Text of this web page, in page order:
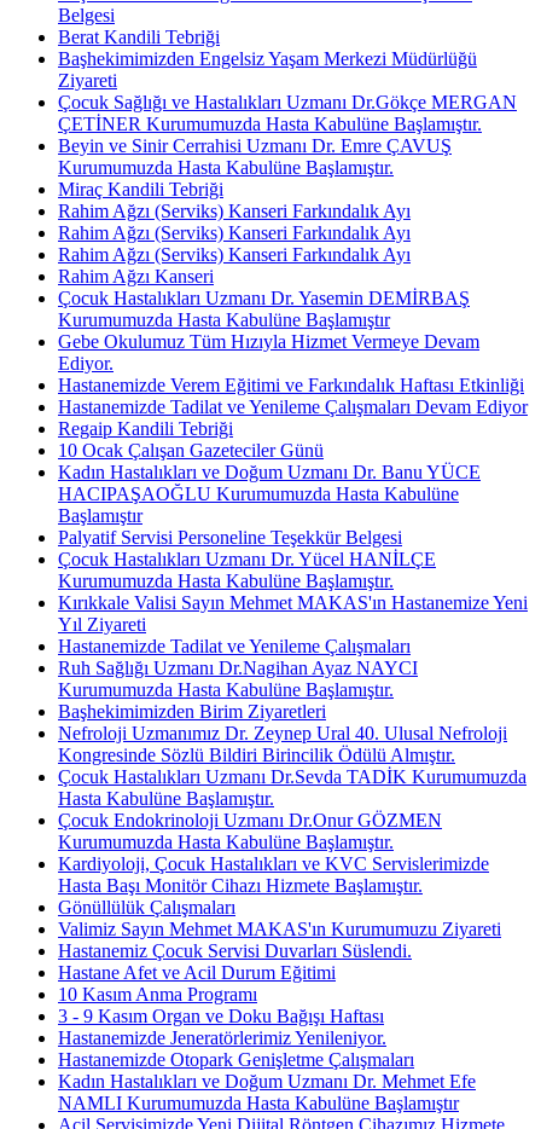
Belgesi
Berat Kandili Tebriği
Başhekimimizden Engelsiz Yaşam Merkezi Müdürlüğü
Ziyareti
Çocuk Sağlığı ve Hastalıkları Uzmanı Dr.Gökçe MERGAN
ÇETİNER Kurumumuzda Hasta Kabulüne Başlamıştır.
Beyin ve Sinir Cerrahisi Uzmanı Dr. Emre ÇAVUŞ
Kurumumuzda Hasta Kabulüne Başlamıştır.
Miraç Kandili Tebriği
Rahim Ağzı (Serviks) Kanseri Farkındalık Ayı
Rahim Ağzı (Serviks) Kanseri Farkındalık Ayı
Rahim Ağzı (Serviks) Kanseri Farkındalık Ayı
Rahim Ağzı Kanseri
Çocuk Hastalıkları Uzmanı Dr. Yasemin DEMİRBAŞ
Kurumumuzda Hasta Kabulüne Başlamıştır
Gebe Okulumuz Tüm Hızıyla Hizmet Vermeye Devam
Ediyor.
Hastanemizde Verem Eğitimi ve Farkındalık Haftası Etkinliği
Hastanemizde Tadilat ve Yenileme Çalışmaları Devam Ediyor
Regaip Kandili Tebriği
10 Ocak Çalışan Gazeteciler Günü
Kadın Hastalıkları ve Doğum Uzmanı Dr. Banu YÜCE
HACIPAŞAOĞLU Kurumumuzda Hasta Kabulüne
Başlamıştır
Palyatif Servisi Personeline Teşekkür Belgesi
Çocuk Hastalıkları Uzmanı Dr. Yücel HANİLÇE
Kurumumuzda Hasta Kabulüne Başlamıştır.
Kırıkkale Valisi Sayın Mehmet MAKAS'ın Hastanemize Yeni
Yıl Ziyareti
Hastanemizde Tadilat ve Yenileme Çalışmaları
Ruh Sağlığı Uzmanı Dr.Nagihan Ayaz NAYCI
Kurumumuzda Hasta Kabulüne Başlamıştır.
Başhekimimizden Birim Ziyaretleri
Nefroloji Uzmanımız Dr. Zeynep Ural 40. Ulusal Nefroloji
Kongresinde Sözlü Bildiri Birincilik Ödülü Almıştır.
Çocuk Hastalıkları Uzmanı Dr.Sevda TADİK Kurumumuzda
Hasta Kabulüne Başlamıştır.
Çocuk Endokrinoloji Uzmanı Dr.Onur GÖZMEN
Kurumumuzda Hasta Kabulüne Başlamıştır.
Kardiyoloji, Çocuk Hastalıkları ve KVC Servislerimizde
Hasta Başı Monitör Cihazı Hizmete Başlamıştır.
Gönüllülük Çalışmaları
Valimiz Sayın Mehmet MAKAS'ın Kurumumuzu Ziyareti
Hastanemiz Çocuk Servisi Duvarları Süslendi.
Hastane Afet ve Acil Durum Eğitimi
10 Kasım Anma Programı
3 - 9 Kasım Organ ve Doku Bağışı Haftası
Hastanemizde Jeneratörlerimiz Yenileniyor.
Hastanemizde Otopark Genişletme Çalışmaları
Kadın Hastalıkları ve Doğum Uzmanı Dr. Mehmet Efe
NAMLI Kurumumuzda Hasta Kabulüne Başlamıştır
Acil Servisimizde Yeni Dijital Röntgen Cihazımız Hizmete